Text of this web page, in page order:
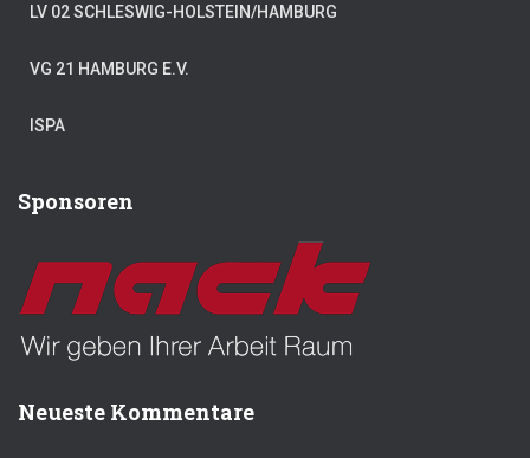
LV 02 SCHLESWIG-HOLSTEIN/HAMBURG
VG 21 HAMBURG E.V.
ISPA
Sponsoren
Neueste Kommentare